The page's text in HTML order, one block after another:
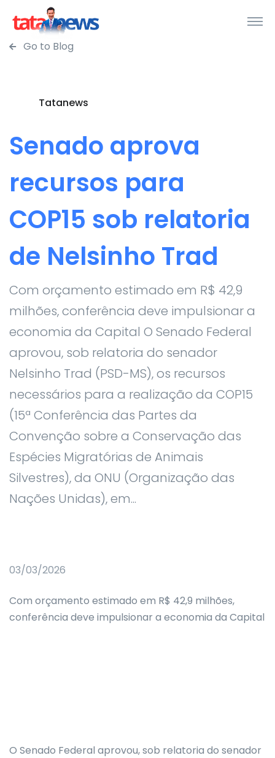
Go to Blog
Tatanews
Senado aprova
recursos para
COP15 sob relatoria
de Nelsinho Trad
Com orçamento estimado em R$ 42,9
milhões, conferência deve impulsionar a
economia da Capital O Senado Federal
aprovou, sob relatoria do senador
Nelsinho Trad (PSD-MS), os recursos
necessários para a realização da COP15
(15ª Conferência das Partes da
Convenção sobre a Conservação das
Espécies Migratórias de Animais
Silvestres), da ONU (Organização das
Nações Unidas), em...
03/03/2026
Com orçamento estimado em R$ 42,9 milhões,
conferência deve impulsionar a economia da Capital
O Senado Federal aprovou, sob relatoria do senador